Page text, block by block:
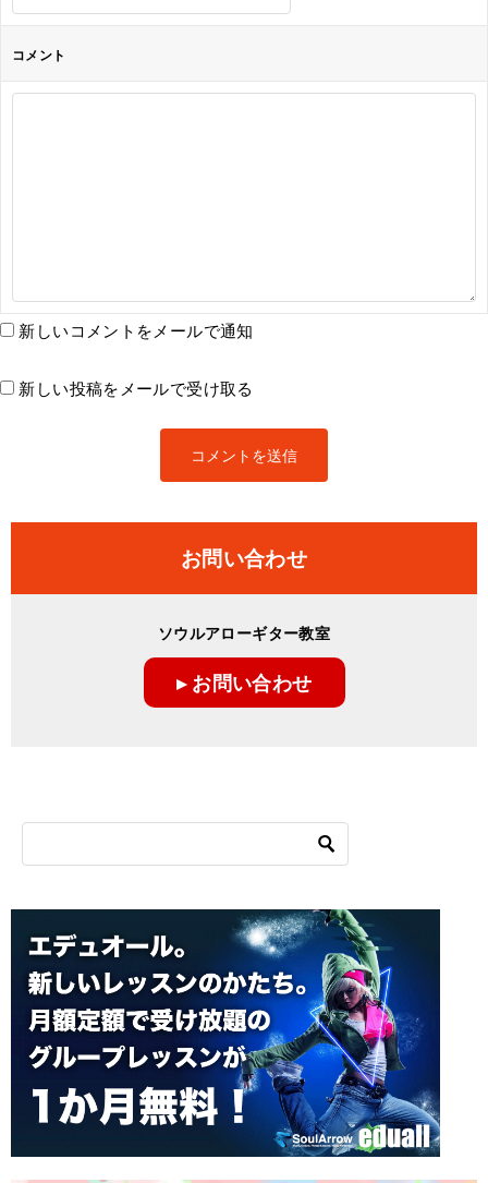
コメント
新しいコメントをメールで通知
新しい投稿をメールで受け取る
お問い合わせ
ソウルアローギター教室
▸ お問い合わせ